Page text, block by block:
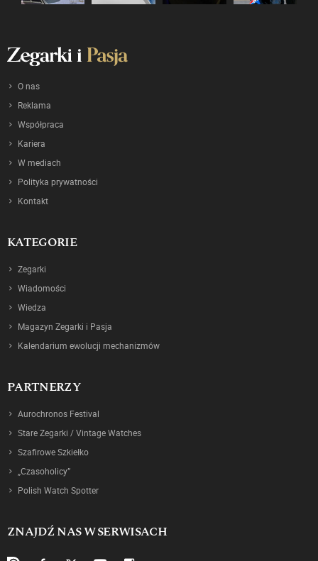
O nas
Reklama
Współpraca
Kariera
W mediach
Polityka prywatności
Kontakt
KATEGORIE
Zegarki
Wiadomości
Wiedza
Magazyn Zegarki i Pasja
Kalendarium ewolucji mechanizmów
PARTNERZY
Aurochronos Festival
Stare Zegarki / Vintage Watches
Szafirowe Szkiełko
„Czasoholicy”
Polish Watch Spotter
ZNAJDŹ NAS W SERWISACH